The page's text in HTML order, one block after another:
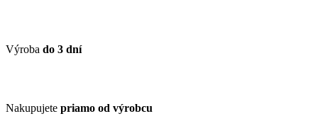
Výroba do 3 dní
Nakupujete priamo od výrobcu